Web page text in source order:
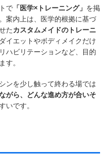
で 「医学×トレーニング」 を掲
案内上は、医学的根拠に基づ
たカスタムメイドのトレーニ
イエットやボディメイクだけ
ハビリテーションなど、目的
す。
ンを少し触って終わる場では
がら、どんな進め方が合いそ
いです。